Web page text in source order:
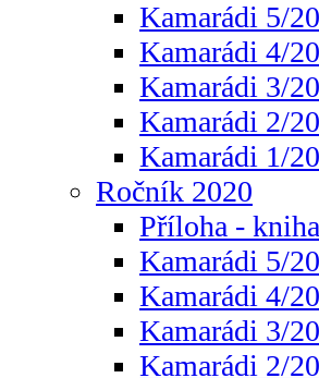
Kamarádi 5/
Kamarádi 4/
Kamarádi 3/
Kamarádi 2/
Kamarádi 1/
Ročník 2020
Příloha -
Kamarádi 5/
Kamarádi 4/
Kamarádi 3/
Kamarádi 2/